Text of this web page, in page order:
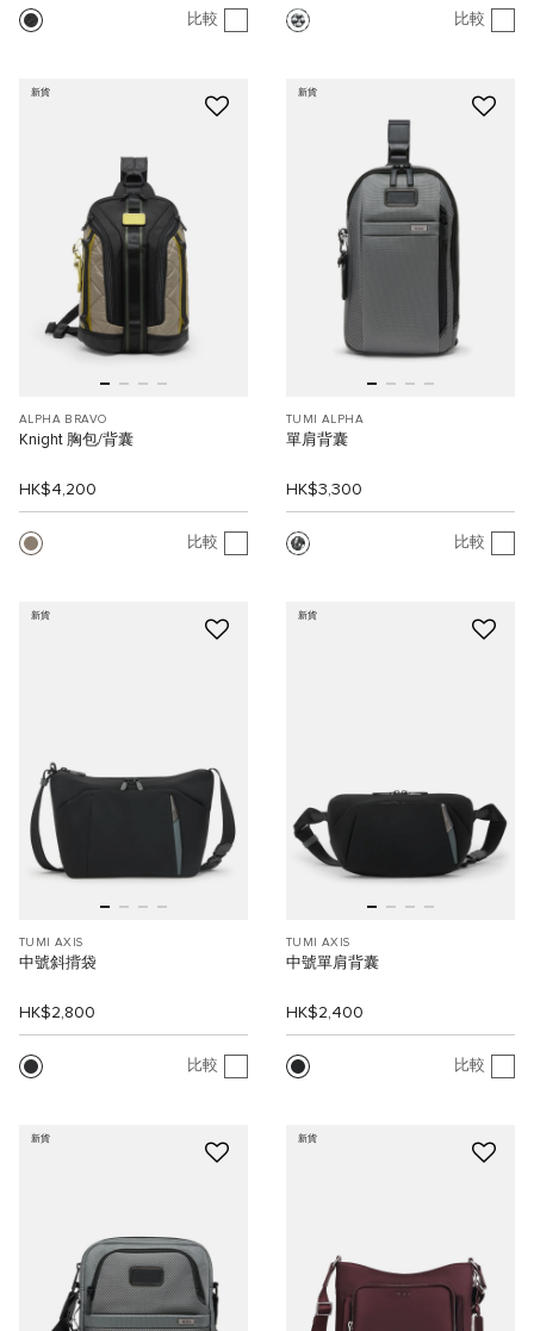
比較 比較
新貨
ALPHA BRAVO
Knight 胸包/背囊
HK$4,200
比較
新貨
TUMI ALPHA
單肩背囊
HK$3,300
比較
新貨
TUMI AXIS
中號斜揹袋
HK$2,800
比較
新貨
TUMI AXIS
中號單肩背囊
HK$2,400
比較
新貨 新貨